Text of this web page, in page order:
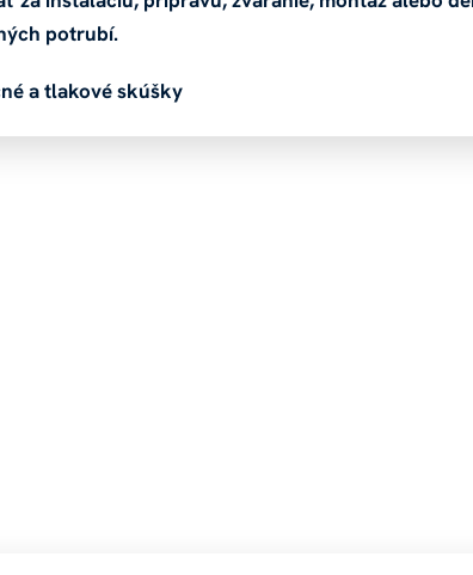
potrubí.
a tlakové skúšky